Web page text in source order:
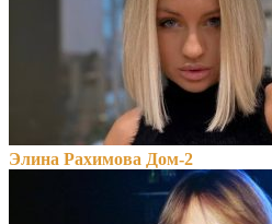
Элина Рахимова Дом-2